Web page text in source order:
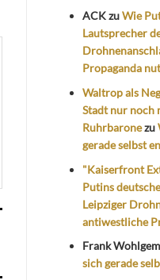
ACKzuWie
Lautsprecher
Propaganda
Waltrop als
Stadt nur noch
Ruhrbaronezu
gerade selbst
"Kaiserfront
Putins
Leipziger
antiwestliche
Frank
sich gerade